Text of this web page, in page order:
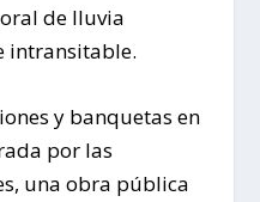
de lluvia
intransitable.
y banquetas en
por las
una obra pública